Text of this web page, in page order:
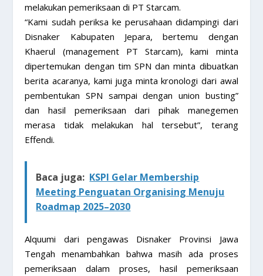
melakukan pemeriksaan di PT Starcam.
“Kami sudah periksa ke perusahaan didampingi dari
Disnaker Kabupaten Jepara, bertemu dengan
Khaerul (management PT Starcam), kami minta
dipertemukan dengan tim SPN dan minta dibuatkan
berita acaranya, kami juga minta kronologi dari awal
pembentukan SPN sampai dengan union busting”
dan hasil pemeriksaan dari pihak manegemen
merasa tidak melakukan hal tersebut”, terang
Effendi.
Baca juga: KSPI Gelar Membership
Meeting Penguatan Organising Menuju
Roadmap 2025–2030
Alquumi dari pengawas Disnaker Provinsi Jawa
Tengah menambahkan bahwa masih ada proses
pemeriksaan dalam proses, hasil pemeriksaan